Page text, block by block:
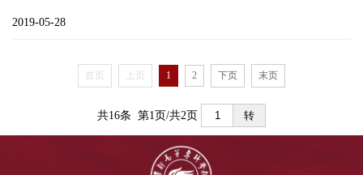
2019-05-28
首页 上页 1 2 下页 末页
共16条 第1页/共2页 转